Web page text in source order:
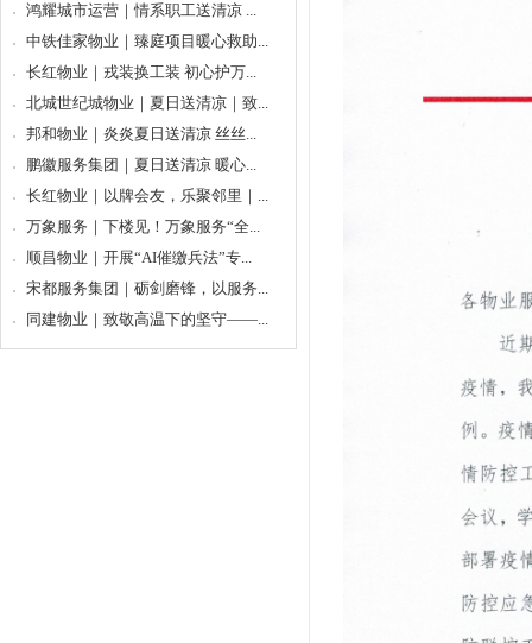
鸿耀城市运营｜情系职工送清凉 ...
中铁佳家物业｜臻庭项目暖心救助...
长红物业｜戎装换工装 初心护万...
北城世纪城物业｜夏日送清凉｜致...
邦和物业｜炎炎夏日送清凉 丝丝...
鹏徽服务集团｜夏日送清凉 暖心...
长红物业｜以牌会友，乐聚邻里｜...
万象服务｜下楼见！万象服务“全...
顺昌物业｜开展“AI催缴兵法”专...
宋都服务集团｜砺剑磨锋，以服务...
同建物业｜致敬高温下的坚守——...